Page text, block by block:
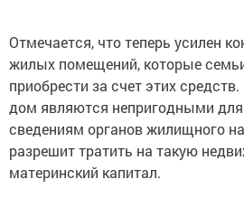
Отмечается, что теперь усилен
жилых помещений, которые
приобрести за счет этих
дом являются непригодными
сведениям органов жилищного
разрешит тратить на такую
материнский капитал.